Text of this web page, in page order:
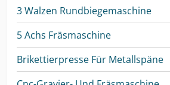
3 Walzen Rundbiegemaschine
5 Achs Fräsmaschine
Brikettierpresse Für Metallspäne